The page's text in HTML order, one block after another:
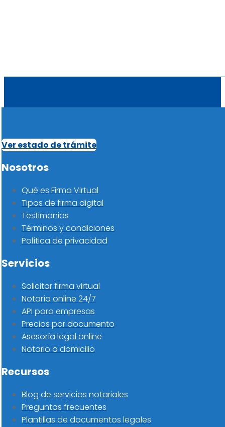
Ver estado de trámite
Nosotros
Qué es Firma Virtual
Tipos de firma digital
Testimonios
Términos y condiciones
Política de privacidad
Servicios
Solicitar firma virtual
Notaría online 24/7
API para empresas
Precios por documento
Asesoría legal online
Notario a domicilio
Recursos
Blog de servicios notariales
Preguntas frecuentes
Plantillas de documentos legales